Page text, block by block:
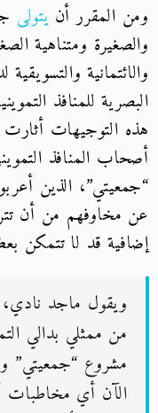
ومن المقرر أنيتولى
والصغيرة ومتناهية
والائتمانية
البصرية للمنافذ
هذه التوجيهات
أصحاب المنافذ
“جمعيتي”، الذين
عن مخاوفهم من أن
إضافية قد لا تتمكن
ويقول ماجد
من ممثلي بدالي
مشروع “جمعيتي”
الآن أي مخاطبات